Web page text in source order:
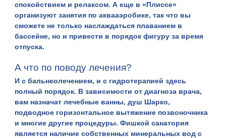
спокойствием и релаксом. А еще в «Плиссе»
организуют занятия по аквааэробике, так что вы
сможете не только наслаждаться плаванием в
бассейне, но и привести в порядок фигуру за время
отпуска.
А что по поводу лечения?
И с бальнеолечением, и с гидротерапией здесь
полный порядок. В зависимости от диагноза врача,
вам назначат лечебные ванны, душ Шарко,
подводное горизонтальное вытяжение позвоночника
и многие другие процедуры. Фишкой санатория
является наличие собственных минеральных вод с